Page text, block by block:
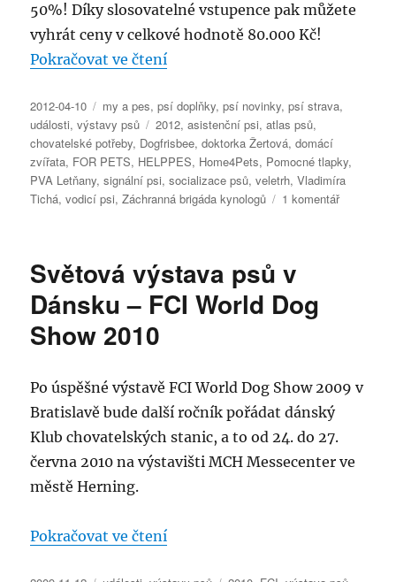
50%! Díky slosovatelné vstupence pak můžete
vyhrát ceny v celkové hodnotě 80.000 Kč!
Pokračovat ve čtení„FOR PETS 2012 – 2. ročník
Publikováno:
2012-04-10 Rubriky:
my a pes,psí doplňky,psí novinky,psí strava,
události,výstavy psů Štítky:
2012,asistenční psi,atlas psů,
chovatelské potřeby, Dogfrisbee,doktorka Žertová,domácí
zvířata, FOR PETS, HELPPES, Home4Pets, Pomocné tlapky,
PVA Letňany,signální psi,socializace psů,veletrh,Vladimíra
Tichá,vodicí psi,Záchranná brigáda kynologů 1 komentářu
veletrhu
domácí
Světová výstava psů v
Dánsku – FCI World Dog
Show 2010
Po úspěšné výstavě FCI World Dog Show 2009 v
Bratislavě bude další ročník pořádat dánský
Klub chovatelských stanic, a to od 24. do 27.
června 2010 na výstavišti MCH Messecenter ve
městě Herning.
Pokračovat ve čtení„Světová výstava psů v Dánsku